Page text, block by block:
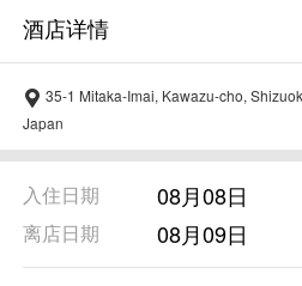
35-1 Mitaka-Imai, Kawazu-cho,
Japan
入住日期 08月08日
离店日期 08月09日